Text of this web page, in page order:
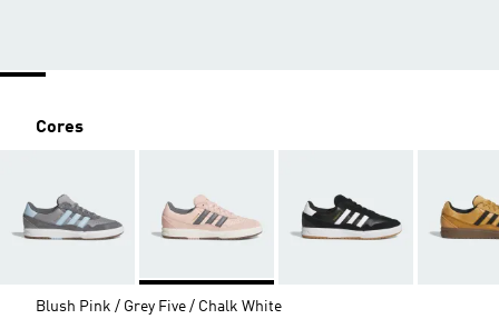
Cores
Blush Pink / Grey Five / Chalk White